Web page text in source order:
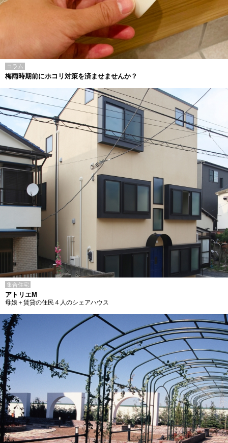
コラム
梅雨時期前にホコリ対策を済ませませんか？
集合住宅
アトリエM
母娘＋賃貸の住民４人のシェアハウス